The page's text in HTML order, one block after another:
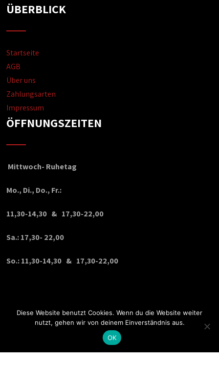
ÜBERBLICK
Startseite
AGB
Über uns
Zahlungsarten
Impressum
ÖFFNUNGSZEITEN
Mittwoch- Ruhetag
Mo., Di., Do., Fr.:
11,30-14,30 & 17,30-22,00
Sa.: 17,30- 22,00
So.: 11,30-14,30 & 17,30-22,00
© Copyright 2020 VPDesign
Diese Website benutzt Cookies. Wenn du die Website weiter
nutzt, gehen wir von deinem Einverständnis aus.
OK